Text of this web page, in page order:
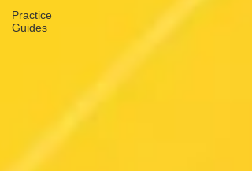
Practice
Guides